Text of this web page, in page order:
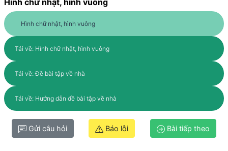
Hình chữ nhật, hình vuông
Hình chữ nhật, hình vuông
Tải về: Hình chữ nhật, hình vuông
Tải về: Đề bài tập về nhà
Tải về: Hướng dẫn đề bài tập về nhà
Gửi câu hỏi Báo lỗi Bài tiếp theo